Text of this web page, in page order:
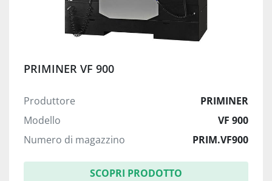
PRIMINER VF 900
Produttore
PRIMINER
Modello
VF 900
Numero di magazzino
PRIM.VF900
SCOPRI PRODOTTO